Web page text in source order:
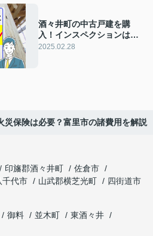
酒々井町の中古戸建を購
入！インスペクションは必
要か？
2025.02.28
災保険は必要？富里市の諸費用を解説
印旛郡酒々井町
佐倉市
千代市 山武郡横芝光町
四街道市
御料 並木町
東酒々井